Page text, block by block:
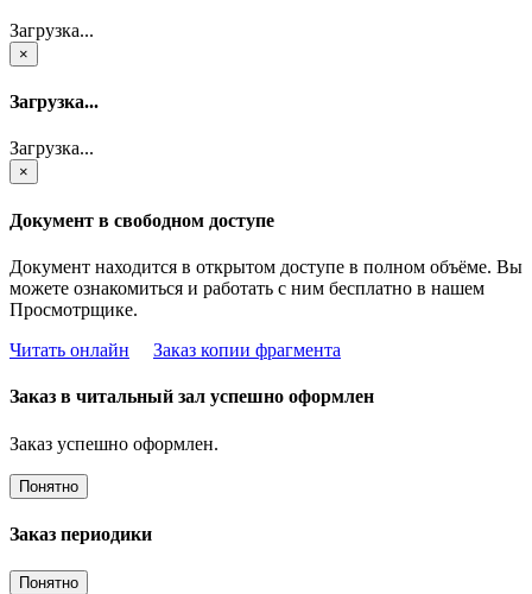
Загрузка...
×
Загрузка...
Загрузка...
×
Документ в свободном доступе
Документ находится в открытом доступе в полном объёме. Вы
можете ознакомиться и работать с ним бесплатно в нашем
Просмотрщике.
Читать онлайн
Заказ копии фрагмента
Заказ в читальный зал успешно оформлен
Заказ успешно оформлен.
Понятно
Заказ периодики
Понятно